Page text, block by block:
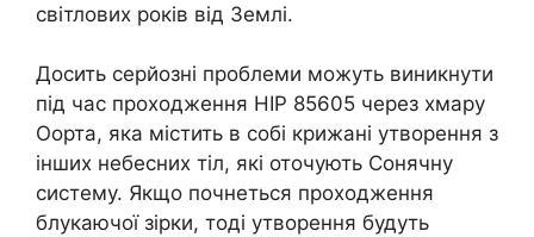
світлових років від Землі.
Досить серйозні проблеми можуть виникнути
під час проходження HIP 85605 через хмару
Оорта, яка містить в собі крижані утворення з
інших небесних тіл, які оточують Сонячну
систему. Якщо почнеться проходження
блукаючої зірки, тоді утворення будуть